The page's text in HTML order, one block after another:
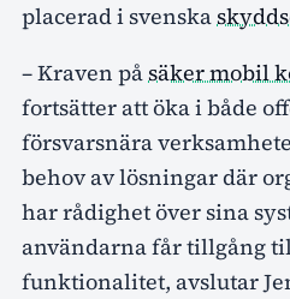
placerad i svenska
– Kraven påsäker mobil
fortsätter att öka i både
försvarsnära
behov av lösningar där
har rådighet över sina
användarna får tillgång
funktionalitet, avslutar